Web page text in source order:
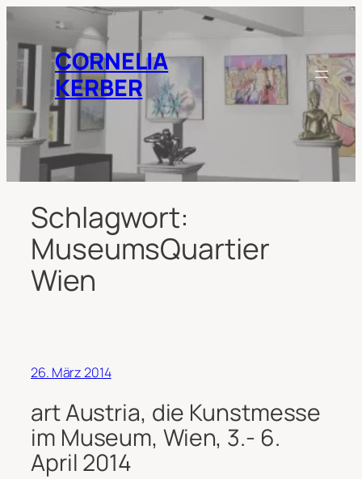
springenCORNELIA
KERBER
Schlagwort:
MuseumsQuartier
Wien
26. März 2014
art Austria, die Kunstmesse
im Museum, Wien, 3.- 6.
April 2014